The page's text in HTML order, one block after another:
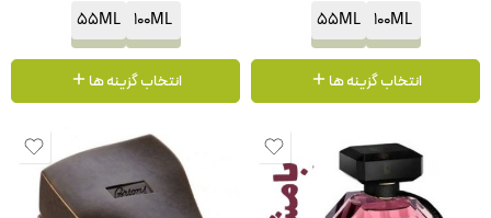
100ML
55ML
انتخاب گزینه ها
100ML
55ML
انتخاب گزینه ها